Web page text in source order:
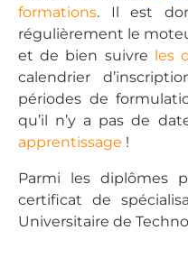
formations. Il est
régulièrement le
et de bien suivre les
calendrier
périodes de
qu’il n’y a pas de
apprentissage !
Parmi les diplômes
certificat de
Universitaire de